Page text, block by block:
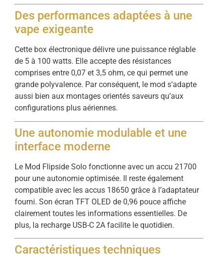
Des performances adaptées à une
vape exigeante
Cette box électronique délivre une puissance réglable
de 5 à 100 watts. Elle accepte des résistances
comprises entre 0,07 et 3,5 ohm, ce qui permet une
grande polyvalence. Par conséquent, le mod s’adapte
aussi bien aux montages orientés saveurs qu’aux
configurations plus aériennes.
Une autonomie modulable et une
interface moderne
Le Mod Flipside Solo fonctionne avec un accu 21700
pour une autonomie optimisée. Il reste également
compatible avec les accus 18650 grâce à l’adaptateur
fourni. Son écran TFT OLED de 0,96 pouce affiche
clairement toutes les informations essentielles. De
plus, la recharge USB-C 2A facilite le quotidien.
Caractéristiques techniques